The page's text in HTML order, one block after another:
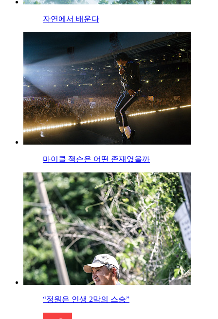
자연에서 배운다
마이클 잭슨은 어떤 존재였을까
“정원은 인생 2막의 스승”